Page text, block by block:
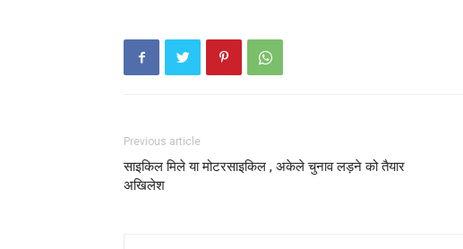
Previous article
साइकिल मिले या मोटरसाइकिल , अकेले चुनाव लड़ने को तैयार
अखिलेश